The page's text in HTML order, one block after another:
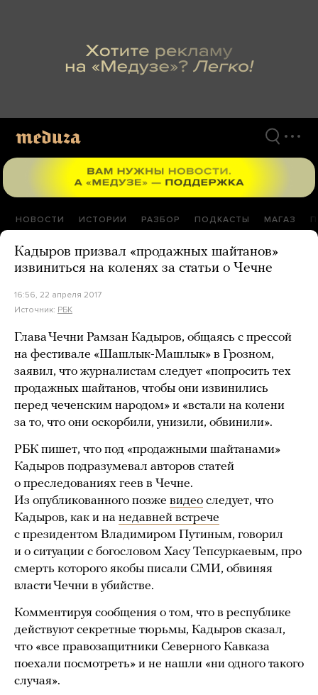
НОВОСТИ ИСТОРИИ РАЗБОР ПОДКАСТЫ МАГАЗ
Кадыров призвал «продажных шайтанов»
извиниться на коленях за статьи о Чечне
16:56, 22 апреля 2017
Источник: РБК
Глава Чечни Рамзан Кадыров, общаясь с прессой
на фестивале «Шашлык-Машлык» в Грозном,
заявил, что журналистам следует «попросить тех
продажных шайтанов, чтобы они извинились
перед чеченским народом» и «встали на колени
за то, что они оскорбили, унизили, обвинили».
РБК пишет, что под «продажными шайтанами»
Кадыров подразумевал авторов статей
о преследованиях геев в Чечне.
Из опубликованного позже видео следует, что
Кадыров, как и на недавней встрече
с президентом Владимиром Путиным, говорил
и о ситуации с богословом Хасу Тепсуркаевым, про
смерть которого якобы писали СМИ, обвиняя
власти Чечни в убийстве.
Комментируя сообщения о том, что в республике
действуют секретные тюрьмы, Кадыров сказал,
что «все правозащитники Северного Кавказа
поехали посмотреть» и не нашли «ни одного такого
случая».